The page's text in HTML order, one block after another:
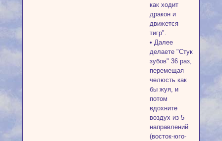
как ходит
дракон и
движется
тигр".
• Далее
делаете "Стук
зубов" 36 раз,
перемещая
челюсть как
бы жуя, и
потом
вдохните
воздух из 5
направлений
(восток-юго-